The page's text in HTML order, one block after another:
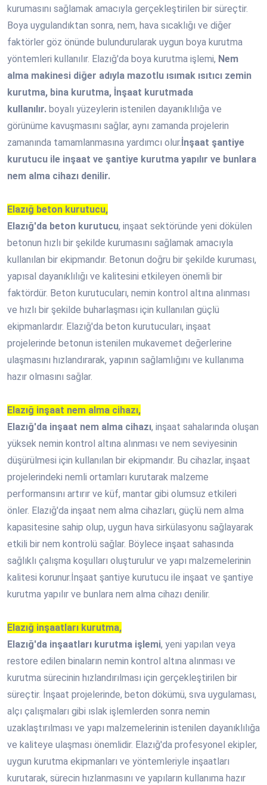
kurumasını sağlamak amacıyla gerçekleştirilen bir süreçtir.
Boya uygulandıktan sonra, nem, hava sıcaklığı ve diğer
faktörler göz önünde bulundurularak uygun boya kurutma
yöntemleri kullanılır. Elazığ'da boya kurutma işlemi, Nem
alma makinesi diğer adıyla mazotlu ısımak ısıtıcı zemin
kurutma, bina kurutma, İnşaat kurutmada
kullanılır. boyalı yüzeylerin istenilen dayanıklılığa ve
görünüme kavuşmasını sağlar, aynı zamanda projelerin
zamanında tamamlanmasına yardımcı olur. İnşaat şantiye
kurutucu ile inşaat ve şantiye kurutma yapılır ve bunlara
nem alma cihazı denilir.
Elazığ beton kurutucu,
Elazığ'da beton kurutucu, inşaat sektöründe yeni dökülen
betonun hızlı bir şekilde kurumasını sağlamak amacıyla
kullanılan bir ekipmandır. Betonun doğru bir şekilde kuruması,
yapısal dayanıklılığı ve kalitesini etkileyen önemli bir
faktördür. Beton kurutucuları, nemin kontrol altına alınması
ve hızlı bir şekilde buharlaşması için kullanılan güçlü
ekipmanlardır. Elazığ'da beton kurutucuları, inşaat
projelerinde betonun istenilen mukavemet değerlerine
ulaşmasını hızlandırarak, yapının sağlamlığını ve kullanıma
hazır olmasını sağlar.
Elazığ inşaat nem alma cihazı,
Elazığ'da inşaat nem alma cihazı, inşaat sahalarında oluşan
yüksek nemin kontrol altına alınması ve nem seviyesinin
düşürülmesi için kullanılan bir ekipmandır. Bu cihazlar, inşaat
projelerindeki nemli ortamları kurutarak malzeme
performansını artırır ve küf, mantar gibi olumsuz etkileri
önler. Elazığ'da inşaat nem alma cihazları, güçlü nem alma
kapasitesine sahip olup, uygun hava sirkülasyonu sağlayarak
etkili bir nem kontrolü sağlar. Böylece inşaat sahasında
sağlıklı çalışma koşulları oluşturulur ve yapı malzemelerinin
kalitesi korunur.İnşaat şantiye kurutucu ile inşaat ve şantiye
kurutma yapılır ve bunlara nem alma cihazı denilir.
Elazığ inşaatları kurutma,
Elazığ'da inşaatları kurutma işlemi, yeni yapılan veya
restore edilen binaların nemin kontrol altına alınması ve
kurutma sürecinin hızlandırılması için gerçekleştirilen bir
süreçtir. İnşaat projelerinde, beton dökümü, sıva uygulaması,
alçı çalışmaları gibi ıslak işlemlerden sonra nemin
uzaklaştırılması ve yapı malzemelerinin istenilen dayanıklılığa
ve kaliteye ulaşması önemlidir. Elazığ'da profesyonel ekipler,
uygun kurutma ekipmanları ve yöntemleriyle inşaatları
kurutarak, sürecin hızlanmasını ve yapıların kullanıma hazır